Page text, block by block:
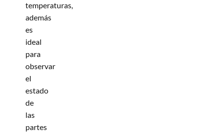
temperaturas,
además
es
ideal
para
observar
el
estado
de
las
partes